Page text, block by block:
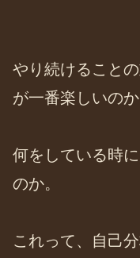
やり続けること
が一番楽しいのか
何をしている時
のか。
これって、自己